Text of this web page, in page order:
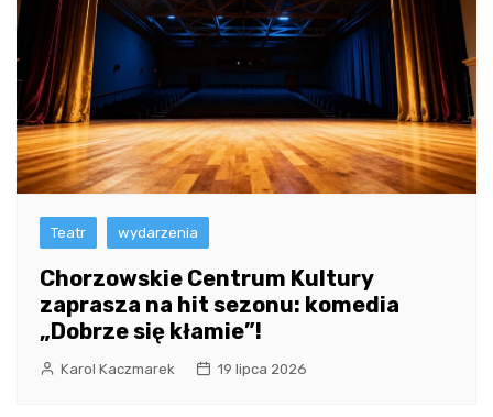
Teatr wydarzenia
Chorzowskie Centrum Kultury
zaprasza na hit sezonu: komedia
„Dobrze się kłamie”!
Karol Kaczmarek 19 lipca 2026